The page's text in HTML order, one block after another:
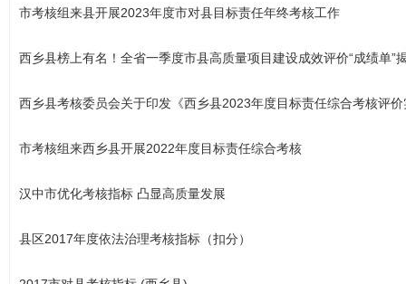
市考核组来县开展2023年度市对县目标责任年终考核工作
西乡县榜上有名！全省一季度市县高质量项目建设成效评价“成绩单”
西乡县考核委员会关于印发《西乡县2023年度目标责任综合考核评
市考核组来西乡县开展2022年度目标责任综合考核
汉中市优化考核指标 凸显高质量发展
县区2017年度依法治理考核指标（扣分）